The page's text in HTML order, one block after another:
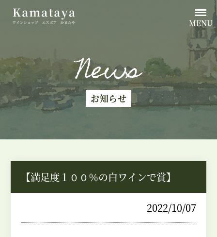
MENU
News
お知らせ
【満足度１００％の白ワインで賞】
2022/10/07